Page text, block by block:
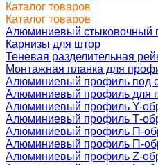
Каталог товаров
Каталог товаров
Алюминиевый стыковочный
Карнизы для штор
Теневая разделительная
Монтажная планка для
Алюминиевый профиль под
Алюминиевый профиль для
Алюминиевый профиль Y-
Алюминиевый профиль Т-
Алюминиевый профиль П-
Алюминиевый профиль П-
Алюминиевый профиль Z-